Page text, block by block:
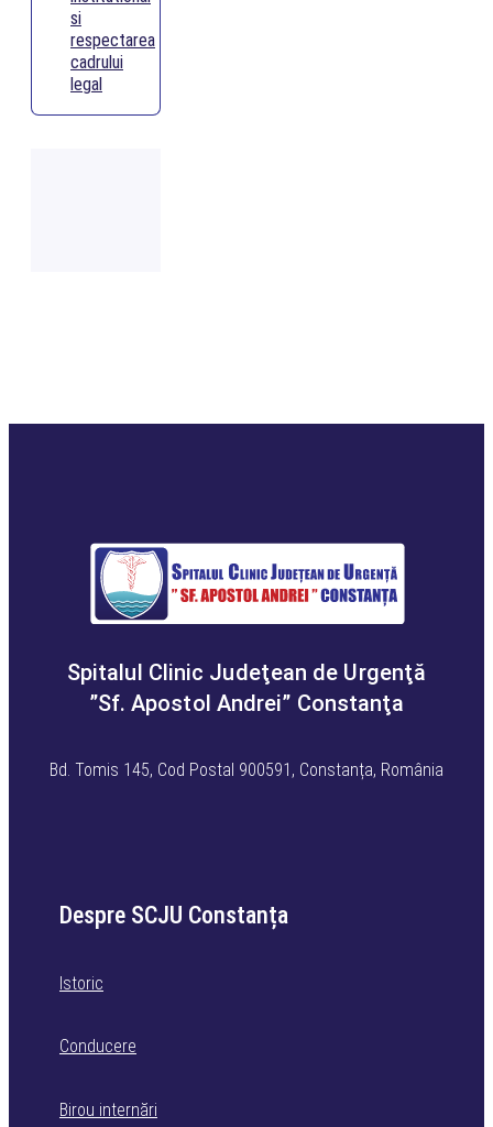
si
respectarea
cadrului
legal
Spitalul Clinic Judeţean de Urgenţă
”Sf. Apostol Andrei” Constanţa
Bd. Tomis 145, Cod Postal 900591, Constanța, România
Despre SCJU Constanța
Istoric
Conducere
Birou internări